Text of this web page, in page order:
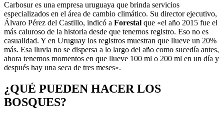
Carbosur es una empresa uruguaya que brinda servicios
especializados en el área de cambio climático. Su director ejecutivo,
Álvaro Pérez del Castillo, indicó a Forestal que «el año 2015 fue el
más caluroso de la historia desde que tenemos registro. Eso no es
casualidad. Y en Uruguay los registros muestran que llueve un 20%
más. Esa lluvia no se dispersa a lo largo del año como sucedía antes,
ahora tenemos momentos en que llueve 100 ml o 200 ml en un día y
después hay una seca de tres meses».
¿QUÉ PUEDEN HACER LOS
BOSQUES?